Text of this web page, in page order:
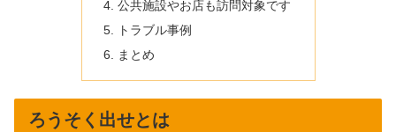
公共施設やお店も訪問対象です
トラブル事例
まとめ
ろうそく出せとは